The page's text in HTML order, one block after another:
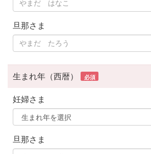
旦那さま
生まれ年（西暦） 必須
妊婦さま
旦那さま